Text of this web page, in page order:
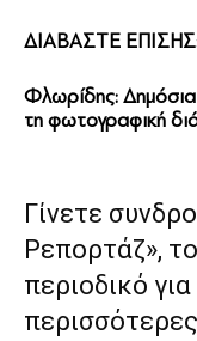
ΔΙΑΒΑΣΤΕ
Φλωρίδης: Δημόσια
τη φωτογραφική
Γίνετε
Ρεπορτάζ»,
περιοδικό